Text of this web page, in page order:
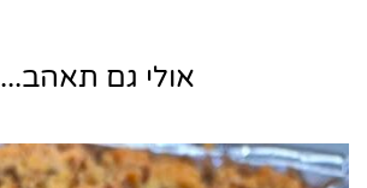
אולי גם תאהב...